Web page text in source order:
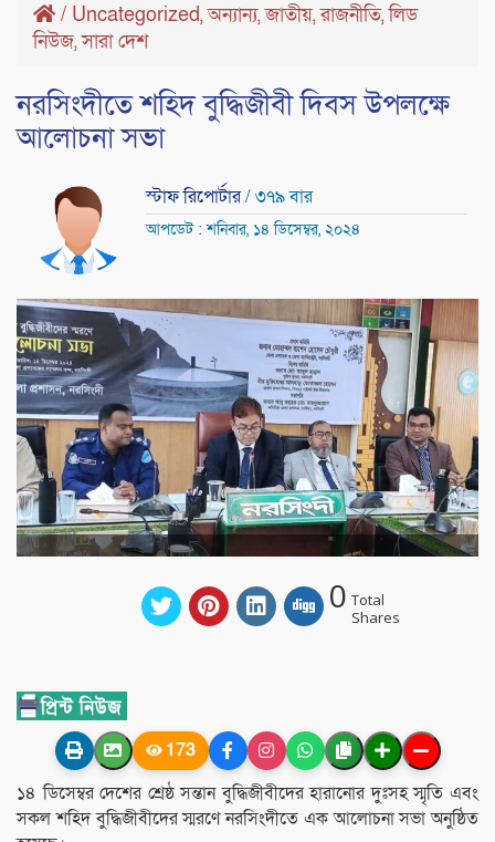
/ Uncategorized,অন্যান্য,জাতীয়,রাজনীতি,লিড
নিউজ,সারা দেশ
নরসিংদীতে শহিদ বুদ্ধিজীবী দিবস উপলক্ষে
আলোচনা সভা
স্টাফ রিপোর্টার/ ৩৭৯ বার
আপডেট : শনিবার, ১৪ ডিসেম্বর, ২০২৪
0 Total
Shares
173
১৪ ডিসেম্বর দেশের শ্রেষ্ঠ সন্তান বুদ্ধিজীবীদের হারানোর দুঃসহ স্মৃতি এবং
সকল শহিদ বুদ্ধিজীবীদের স্মরণে নরসিংদীতে এক আলোচনা সভা অনুষ্ঠিত